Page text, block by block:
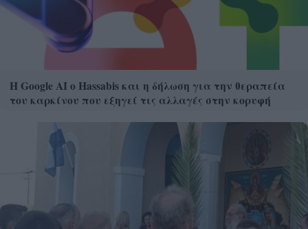
Η Google ΑΙ ο Hassabis και η δήλωση για την θεραπεία
του καρκίνου που εξηγεί τις αλλαγές στην κορυφή